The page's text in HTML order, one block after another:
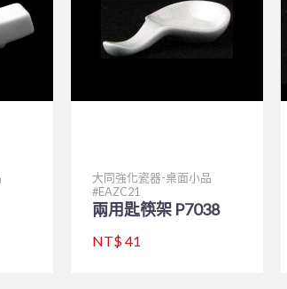
大同強化瓷器-桌面小品
EAZC21
兩用匙筷架 P7038
NT$ 41